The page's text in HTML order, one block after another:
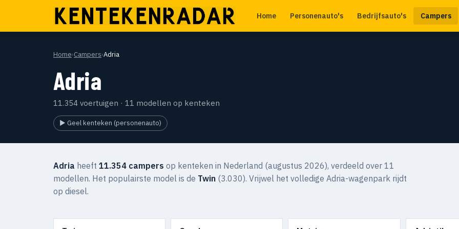
Home Personenauto's Bedrijfsauto's Campers
Home›Campers›Adria
Adria
11.354 voertuigen · 11 modellen op kenteken
▶ Geel kenteken (personenauto)
Adria heeft 11.354 campers op kenteken in Nederland (augustus 2026), verdeeld over 11
modellen. Het populairste model is de Twin (3.030). Vrijwel het volledige Adria-wagenpark rijdt
op diesel.